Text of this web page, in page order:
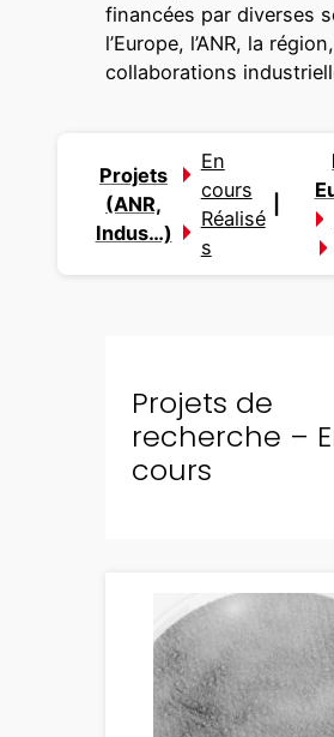
financées par diverses
l’Europe, l’ANR, la
collaborations
Projets
(ANR,
Indus…)
En
cours
Réalisé
s
Projets de
recherche –
cours